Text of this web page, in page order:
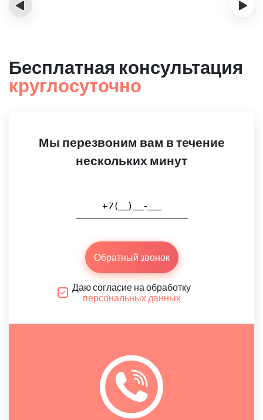
‹ ›
Бесплатная консультация
круглосуточно
Мы перезвоним вам в течение
нескольких минут
Обратный звонок
Даю согласие на обработку
персональных данных